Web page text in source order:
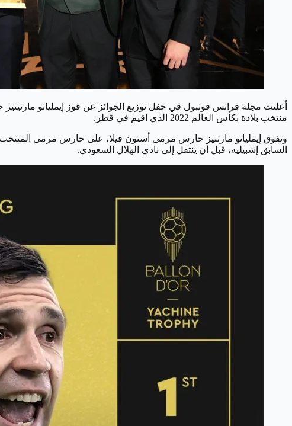
منتخب بلادة بكأس العالم 2022 الذي اقيم في قطر.
السابق إشبيليه، قبل أن ينتقل إلى نادي الهلال السعودي.